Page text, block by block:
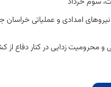
امدادی و عملیاتی خراسان
و محرومیت زدایی در کنار دفاع از